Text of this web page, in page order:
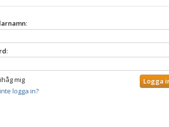
:
:
mig
logga in?